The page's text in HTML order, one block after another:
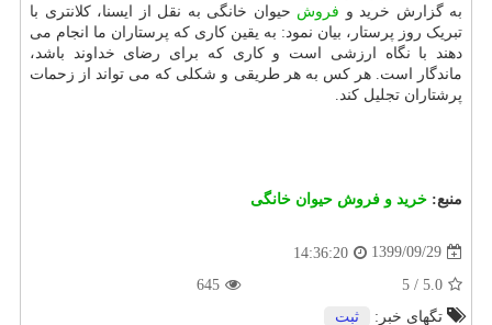
به گزارش خرید و فروش حیوان خانگی به نقل از ایسنا، کلانتری با
تبریک روز پرستار، بیان نمود: به یقین کاری که پرستاران ما انجام می
دهند با نگاه ارزشی است و کاری که برای رضای خداوند باشد،
ماندگار است. هر کس به هر طریقی و شکلی که می تواند از زحمات
پرشتاران تجلیل کند.
منبع: خرید و فروش حیوان خانگی
1399/09/29
14:36:20
5.0
/
5
645
تگهای خبر:
ثبت